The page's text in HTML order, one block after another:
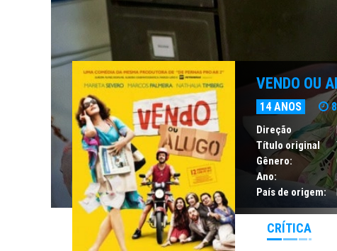
VENDO OU
14 ANOS
Direção
Título original
Gênero:
Ano:
País de origem:
CRÍTICA